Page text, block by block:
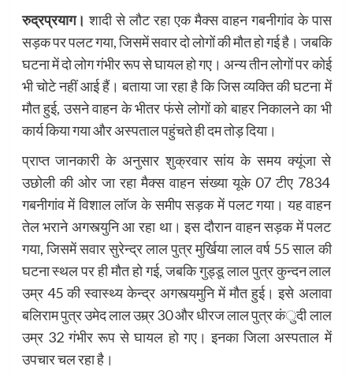
रुद्रप्रयाग। शादी से लौट रहा एक मैक्स वाहन गबनीगांव के पास
सड़क पर पलट गया, जिसमें सवार दो लोगों की मौत हो गई है। जबकि
घटना में दो लोग गंभीर रूप से घायल हो गए। अन्य तीन लोगों पर कोई
भी चोटे नहीं आई हैं। बताया जा रहा है कि जिस व्यक्ति की घटना में
मौत हुई, उसने वाहन के भीतर फंसे लोगों को बाहर निकालने का भी
कार्य किया गया और अस्पताल पहुंचते ही दम तोड़ दिया।
प्राप्त जानकारी के अनुसार शुक्रवार सांय के समय क्यूंजा से
उछोली की ओर जा रहा मैक्स वाहन संख्या यूके 07 टीए 7834
गबनीगांव में विशाल लाॅज के समीप सड़क में पलट गया। यह वाहन
तेल भराने अगस्त्युनि आ रहा था। इस दौरान वाहन सड़क में पलट
गया, जिसमें सवार सुरेन्द्र लाल पुत्र मुर्खिया लाल वर्ष 55 साल की
घटना स्थल पर ही मौत हो गई, जबकि गुड्डू लाल पुत्र कुन्दन लाल
उम्र 45 की स्वास्थ्य केन्द्र अगस्त्यमुनि में मौत हुई। इसे अलावा
बलिराम पुत्र उमेद लाल उम्र्र 30 और धीरज लाल पुत्र कंुदी लाल
उम्र 32 गंभीर रूप से घायल हो गए। इनका जिला अस्पताल में
उपचार चल रहा है।